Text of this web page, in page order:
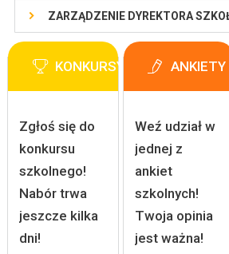
ZARZĄDZENIE DYREKTORA
KONKURSY
Zgłoś się do
konkursu
szkolnego!
Nabór trwa
jeszcze kilka
dni!
ANKIETY
Weź udział w
jednej z
ankiet
szkolnych!
Twoja opinia
jest ważna!